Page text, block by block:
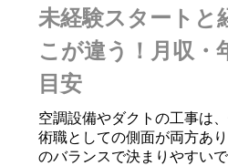
未経験スタートと
こが違う！月収・
目安
空調設備やダクトの工事は
術職としての側面が両方あ
のバランスで決まりやすいで